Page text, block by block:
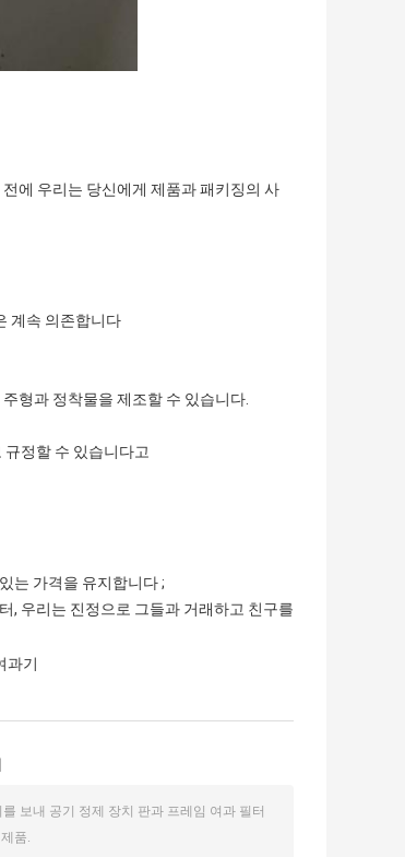
에 우리는 당신에게 제품과 패키징의 사
계속 의존합니다
형과 정착물을 제조할 수 있습니다.
정할 수 있습니다고
는 가격을 유지합니다 ;
, 우리는 진정으로 그들과 거래하고 친구를
과기